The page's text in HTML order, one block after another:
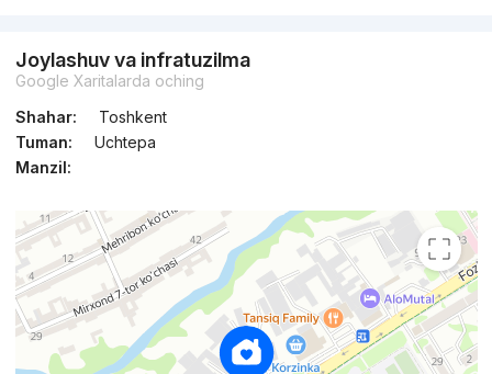
Joylashuv va infratuzilma
Google Xaritalarda oching
Shahar:
Toshkent
Tuman:
Uchtepa
Manzil: